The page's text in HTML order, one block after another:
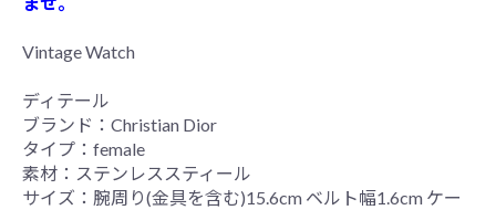
Vintage Watch
ディテール
ブランド：Christian Dior
タイプ：female
素材：ステンレススティール
サイズ：腕周り(金具を含む)15.6cm ベルト幅1.6cm ケー